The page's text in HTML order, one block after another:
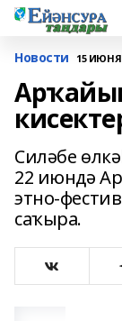
Новости 15 ИЮНЯ
Силәбе
22 июндә
этно-
саҡыра.